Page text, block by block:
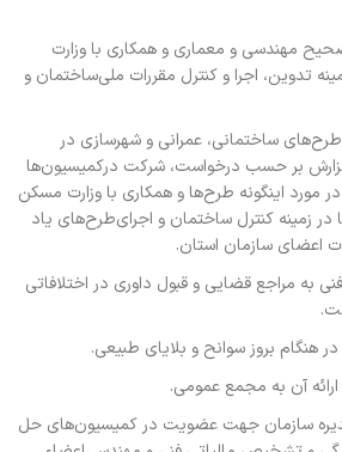
مهندسی و معماری و همکاری با وزارت
تدوین، اجرا و کنترل مقررات ملی‌ساختمان و
ساختمانی، عمرانی و شهرسازی در
گزارش بر حسب درخواست، شرکت درکمیسیون‌ها
مورد اینگونه طرح‌ها و همکاری با وزارت مسکن
زمینه کنترل ساختمان و اجرای‌طرح‌های یاد
اعضای سازمان استان.
به مراجع قضایی و قبول داوری در اختلافاتی
هنگام بروز سوانح و بلایای طبیعی.
ارائه آن به مجمع عمومی.
سازمان جهت عضویت در کمیسیون‌های حل